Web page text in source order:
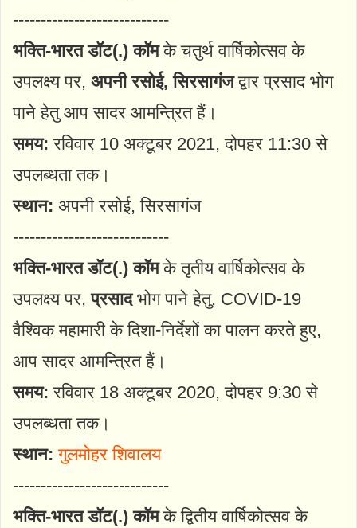
----------------------------
भक्ति-भारत डॉट(.) कॉमके चतुर्थ वार्षिकोत्सव के
उपलक्ष्य पर, अपनी रसोई, सिरसागंजद्वार प्रसाद भोग
पाने हेतु आप सादर आमन्त्रित हैं।
समय: रविवार 10 अक्टूबर 2021, दोपहर 11:30 से
उपलब्धता तक।
स्थान: अपनी रसोई, सिरसागंज
----------------------------
भक्ति-भारत डॉट(.) कॉमके तृतीय वार्षिकोत्सव के
उपलक्ष्य पर,प्रसादभोग पाने हेतु, COVID-19
वैश्विक महामारी के दिशा-निर्देशों का पालन करते हुए,
आप सादर आमन्त्रित हैं।
समय:रविवार 18 अक्टूबर 2020, दोपहर 9:30 से
उपलब्धता तक।
स्थान: गुलमोहर शिवालय
----------------------------
भक्ति-भारत डॉट(.) कॉमके द्वितीय वार्षिकोत्सव के